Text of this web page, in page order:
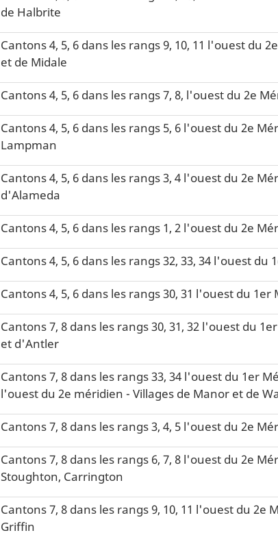
de Halbrite
Cantons 4, 5, 6 dans les rangs 9, 10, 11 l'ouest du
et de Midale
Cantons 4, 5, 6 dans les rangs 7, 8, l'ouest du 2e
Cantons 4, 5, 6 dans les rangs 5, 6 l'ouest du 2e
Lampman
Cantons 4, 5, 6 dans les rangs 3, 4 l'ouest du 2e
d'Alameda
Cantons 4, 5, 6 dans les rangs 1, 2 l'ouest du 2e
Cantons 4, 5, 6 dans les rangs 32, 33, 34 l'ouest du
Cantons 4, 5, 6 dans les rangs 30, 31 l'ouest du 1er
Cantons 7, 8 dans les rangs 30, 31, 32 l'ouest du
et d'Antler
Cantons 7, 8 dans les rangs 33, 34 l'ouest du 1er
l'ouest du 2e méridien - Villages de Manor et de
Cantons 7, 8 dans les rangs 3, 4, 5 l'ouest du 2e
Cantons 7, 8 dans les rangs 6, 7, 8 l'ouest du 2e
Stoughton, Carrington
Cantons 7, 8 dans les rangs 9, 10, 11 l'ouest du 2e
Griffin